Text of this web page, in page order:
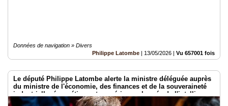
Données de navigation » Divers
Philippe Latombe | 13/05/2026 | Vu 657001 fois
Le député Philippe Latombe alerte la ministre déléguée auprès
du ministre de l'économie, des finances et de la souveraineté
industrielle, énergétique et numérique, chargée de l'intelligence
artificielle et du numérique